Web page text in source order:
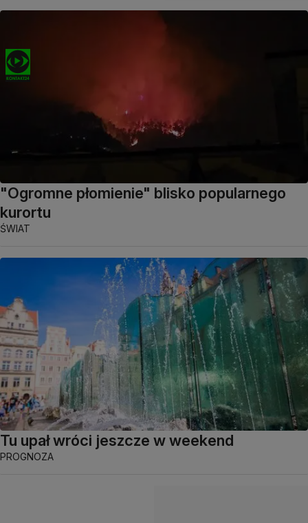
"Ogromne płomienie" blisko popularnego
kurortu
ŚWIAT
Tu upał wróci jeszcze w weekend
PROGNOZA